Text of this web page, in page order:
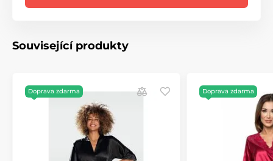
Související produkty
Doprava zdarma Doprava zdarma